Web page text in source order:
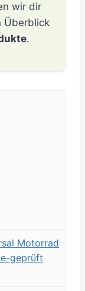
wir dir
Überblick
.
Motorrad
geprüft